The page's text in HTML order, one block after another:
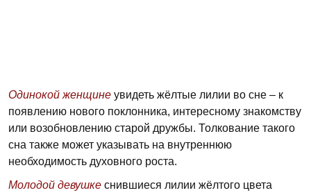
Одинокой женщине увидеть жёлтые лилии во сне – к
появлению нового поклонника, интересному знакомству
или возобновлению старой дружбы. Толкование такого
сна также может указывать на внутреннюю
необходимость духовного роста.
Молодой девушке снившиеся лилии жёлтого цвета